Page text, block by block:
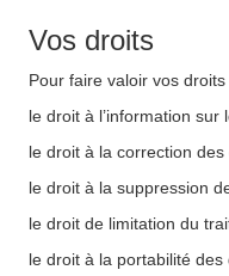
Vos droits
Pour faire valoir vos
le droit à l’information
le droit à la correction
le droit à la suppression
le droit de limitation du
le droit à la portabilité